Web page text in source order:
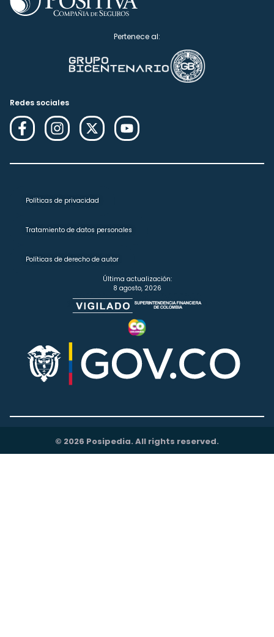
Pertenece al:
Redes sociales
Políticas de privacidad
Tratamiento de datos personales
Políticas de derecho de autor
Última actualización:
8 agosto, 2026
© 2026 Posipedia. All rights reserved.